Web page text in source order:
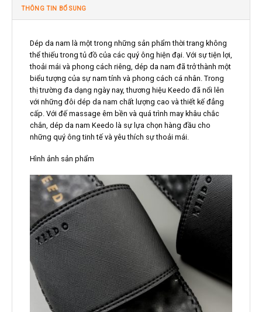
THÔNG TIN BỔ SUNG
Dép da nam là một trong những sản phẩm thời trang không
thể thiếu trong tủ đồ của các quý ông hiện đại. Với sự tiện lợi,
thoải mái và phong cách riêng, dép da nam đã trở thành một
biểu tượng của sự nam tính và phong cách cá nhân. Trong
thị trường đa dạng ngày nay, thương hiệu Keedo đã nổi lên
với những đôi dép da nam chất lượng cao và thiết kế đẳng
cấp. Với đế massage êm bền và quá trình may khâu chắc
chắn, dép da nam Keedo là sự lựa chọn hàng đầu cho
những quý ông tinh tế và yêu thích sự thoải mái.
Hình ảnh sản phẩm